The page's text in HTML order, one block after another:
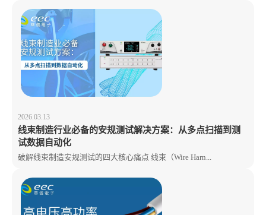
2026.03.13
线束制造行业必备的安规测试解决方案：从多点扫描到测
试数据自动化
破解线束制造安规测试的四大核心痛点 线束（Wire Harn...